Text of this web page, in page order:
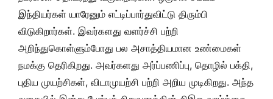
இந்தியர்கள் யாரேனும் எட்டிப்பார்துவிட்டு திரும்பி
விடுகிறார்கள். இவர்களது வளர்ச்சி பற்றி
அறிந்துகொள்ளும்போது பல அசாத்தியமான உண்மைகள்
நமக்கு தெரிகிறது. அவர்களது அர்ப்பணிப்பு, தொழில் பக்தி,
புதிய முயற்சிகள், விடாமுயற்சி பற்றி அறிய முடிகிறது. அந்த